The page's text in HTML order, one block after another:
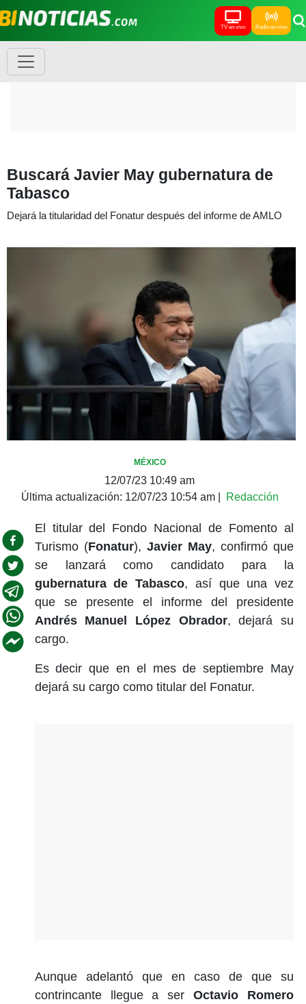
TV en vivo Radio en vivo
Buscará Javier May gubernatura de
Tabasco
Dejará la titularidad del Fonatur después del informe de AMLO
MÉXICO
12/07/23 10:49 am
Última actualización: 12/07/23 10:54 am| Redacción
El titular del Fondo Nacional de Fomento al
Turismo (Fonatur), Javier May, confirmó que
se lanzará como candidato para la
gubernatura de Tabasco, así que una vez
que se presente el informe del presidente
Andrés Manuel López Obrador, dejará su
cargo.
Es decir que en el mes de septiembre May
dejará su cargo como titular del Fonatur.
Aunque adelantó que en caso de que su
contrincante llegue a serOctavio Romero